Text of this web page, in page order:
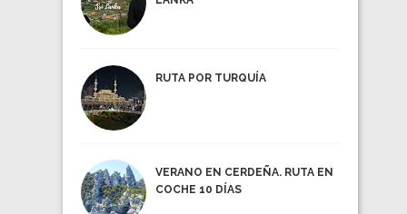
RUTA POR TURQUÍA
VERANO EN CERDEÑA. RUTA EN
COCHE 10 DÍAS